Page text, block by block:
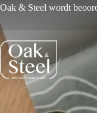
Ga
de
inhoud
Oak & Steel wordt